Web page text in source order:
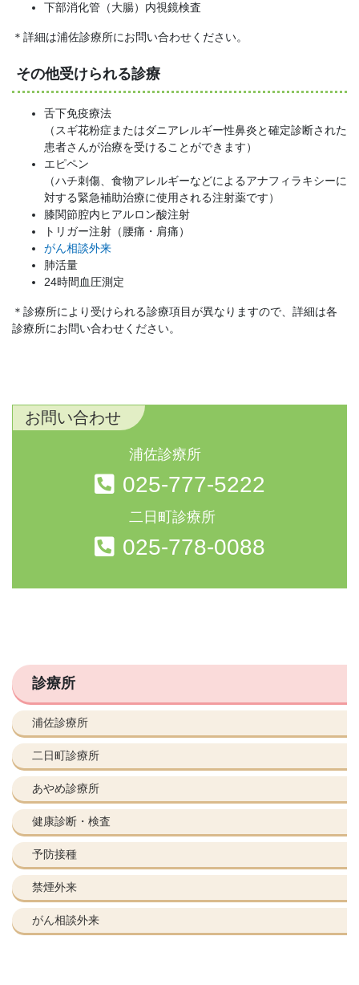
下部消化管（大腸）内視鏡検査
＊詳細は浦佐診療所にお問い合わせください。
その他受けられる診療
舌下免疫療法
（スギ花粉症またはダニアレルギー性鼻炎と確定診断された
患者さんが治療を受けることができます）
エピペン
（ハチ刺傷、食物アレルギーなどによるアナフィラキシーに
対する緊急補助治療に使用される注射薬です）
膝関節腔内ヒアルロン酸注射
トリガー注射（腰痛・肩痛）
がん相談外来
肺活量
24時間血圧測定
＊診療所により受けられる診療項目が異なりますので、詳細は各
診療所にお問い合わせください。
お問い合わせ
浦佐診療所
025-777-5222
二日町診療所
025-778-0088
診療所
浦佐診療所
二日町診療所
あやめ診療所
健康診断・検査
予防接種
禁煙外来
がん相談外来